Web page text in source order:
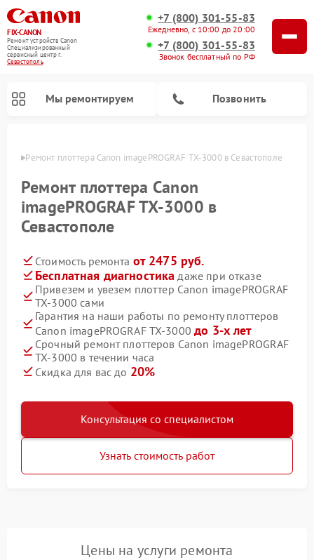
FIX-CANON
Ремонт устройств Canon
Специализированный
cервисный центр г.
Севастополь
+7 (800) 301-55-83
Ежедневно, с 10:00 до 20:00
+7 (800) 301-55-83
Звонок бесплатный по РФ
Мы ремонтируем Позвонить
Ремонт плоттера Canon imagePROGRAF TX-3000 в Севастополе
Ремонт плоттера Canon
imagePROGRAF TX-3000 в
Севастополе
Стоимость ремонта от 2475 руб.
Бесплатная диагностика даже при отказе
Привезем и увезем плоттер Canon imagePROGRAF
TX-3000 сами
Гарантия на наши работы по ремонту плоттеров
Canon imagePROGRAF TX-3000до 3-х лет
Срочный ремонт плоттеров Canon imagePROGRAF
TX-3000 в течении часа
Скидка для вас до 20%
Консультация со специалистом
Узнать стоимость работ
Цены на услуги ремонта